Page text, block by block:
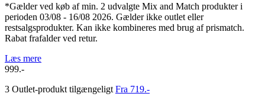
*Gælder ved køb af min. 2 udvalgte Mix and Match produkter i
perioden 03/08 - 16/08 2026. Gælder ikke outlet eller
restsalgsprodukter. Kan ikke kombineres med brug af prismatch.
Rabat frafalder ved retur.
Læs mere
999.-
3 Outlet-produkt tilgængeligt Fra 719.-